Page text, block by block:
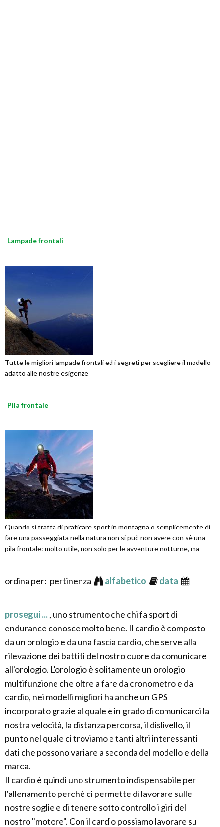
Lampade frontali
Tutte le migliori lampade frontali ed i segreti per scegliere il modello
adatto alle nostre esigenze
Pila frontale
Quando si tratta di praticare sport in montagna o semplicemente di
fare una passeggiata nella natura non si può non avere con sè una
pila frontale: molto utile, non solo per le avventure notturne, ma
ordina per: pertinenza alfabetico data
prosegui ..., uno strumento che chi fa sport di
endurance conosce molto bene. Il cardio è composto
da un orologio e da una fascia cardio, che serve alla
rilevazione dei battiti del nostro cuore da comunicare
all'orologio. L'orologio è solitamente un orologio
multifunzione che oltre a fare da cronometro e da
cardio, nei modelli migliori ha anche un GPS
incorporato grazie al quale è in grado di comunicarci la
nostra velocità, la distanza percorsa, il dislivello, il
punto nel quale ci troviamo e tanti altri interessanti
dati che possono variare a seconda del modello e della
marca.
Il cardio è quindi uno strumento indispensabile per
l'allenamento perchè ci permette di lavorare sulle
nostre soglie e di tenere sotto controllo i giri del
nostro "motore". Con il cardio possiamo lavorare su